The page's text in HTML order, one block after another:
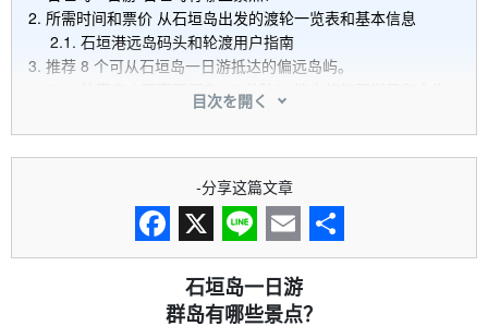
2. 所需时间和票价 从石垣岛出发的渡轮一览表和基本信息
2.1. 石垣港远岛码头和轮渡用户指南
3. 推荐 8 个可从石垣岛一日游抵达的偏远岛屿。
竹富岛｜距离石垣岛 10 分钟！ 迷人的红瓦街景和水牛
3.2.西表岛｜活动天堂！ 丛林游船和瀑布之旅
3.3.由布岛｜由水牛车穿过的绿色小岛！
黑岛｜心形岛 悠闲的自行车和海滩时光
小滨岛｜兼具度假胜地和壮观景色，备受青睐！
鸠间岛｜拥有纯净自然和湛蓝海水的隐秘之地 拥有纯净
自然和湛蓝海水的隐秘之地
新城岛（帕纳里岛）｜充满神秘色彩的岛屿
神奇的无人岛｜随时间改变形状 神奇的无人岛
目次を開く
-分享这篇文章
Facebook
X Line Email 分
石垣岛一日游
群岛有哪些景点？